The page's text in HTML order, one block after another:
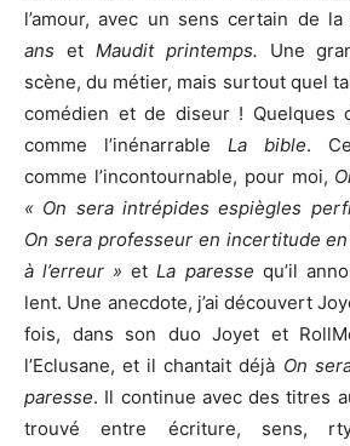
l’amour, avec un sens certain de
ans etMaudit printemps. Une
scène, du métier, mais surtout quel
comédien et de diseur ! Quelques
comme l’inénarrable La bible.
comme l’incontournable, pour moi,
« On sera intrépides espiègles
On sera professeur en incertitude
à l’erreur » etLa paresse qu’il
lent. Une anecdote, j’ai découvert
fois, dans son duo Joyet et
l’Eclusane, et il chantait déjà On
paresse. Il continue avec des titres
trouvé entre écriture, sens,